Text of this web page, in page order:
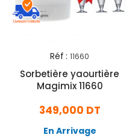
Réf : 11660
Sorbetière yaourtière
Magimix 11660
349,000 DT
En Arrivage